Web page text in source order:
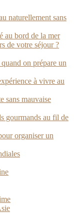
naturellement sans
au bord de la mer
de votre séjour ?
on prépare un
à vivre au
sans mauvaise
gourmands au fil de
organiser un